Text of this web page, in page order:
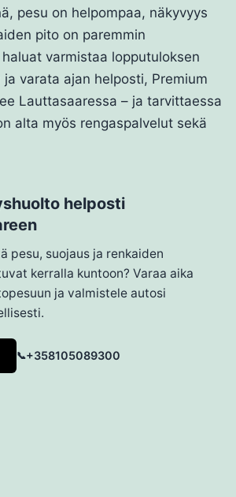
pesu on helpompaa, näkyvyys
pito on paremmin
varmistaa lopputuloksen
varata ajan helposti, Premium
Lauttasaaressa – ja tarvittaessa
alta myös rengaspalvelut sekä
helposti
pesu, suojaus ja renkaiden
kerralla kuntoon? Varaa aika
ja valmistele autosi
+358105089300